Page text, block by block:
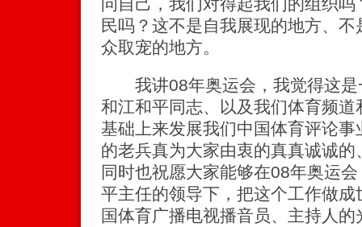
民吗？这不是自我展现的地方、
众取宠的地方。
我讲08年奥运会，我觉得这是
和江和平同志、以及我们体育频
基础上来发展我们中国体育评论
的老兵真为大家由衷的真真诚诚
同时也祝愿大家能够在08年奥运
平主任的领导下，把这个工作做
国体育广播电视播音员、主持人